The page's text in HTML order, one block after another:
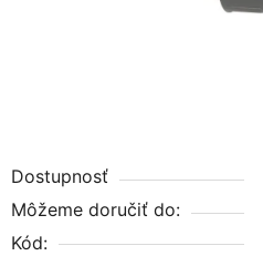
Dostupnosť
Môžeme doručiť do:
Kód: